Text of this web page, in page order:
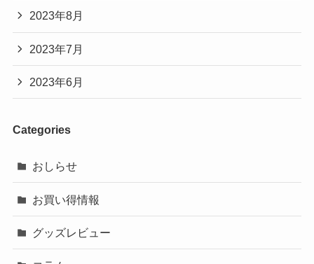
2023年8月
2023年7月
2023年6月
Categories
おしらせ
お買い得情報
グッズレビュー